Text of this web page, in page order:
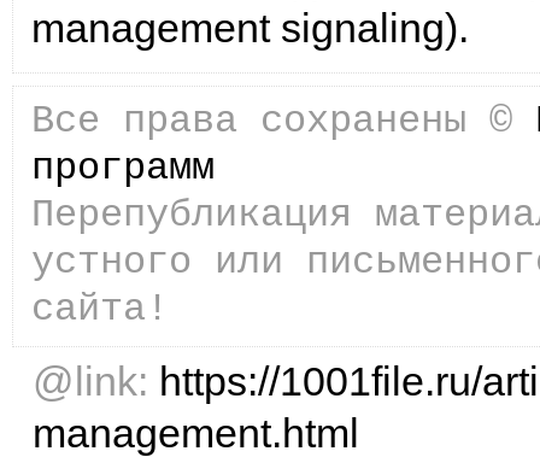
management signaling).
Все права сохранены ©
программ
Перепубликация
устного или
сайта!
@link: https://1001file.ru/
management.html